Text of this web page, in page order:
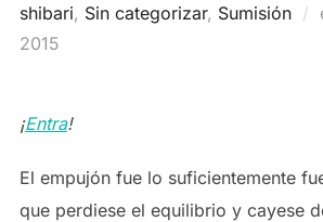
shibari, Sin categorizar, Sumisión
2015
¡Entra!
El empujón fue lo suficientemente
que perdiese el equilibrio y cayese